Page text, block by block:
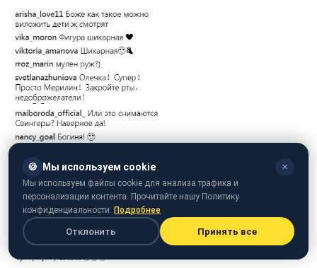
🍪 Мы используем cookie ✕
Мы используем файлы cookie для анализа трафика и
персонализации контента. Прочитайте нашу Политику
конфиденциальности. Подробнее
Отклонить Принять все